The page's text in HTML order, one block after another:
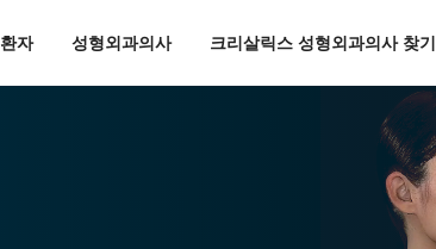
환자 성형외과의사 크리살릭스 성형외과의사 찾기